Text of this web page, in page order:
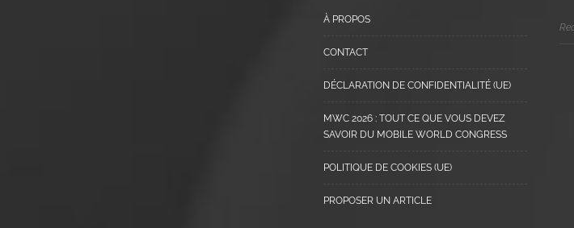
À PROPOS
CONTACT
DÉCLARATION DE CONFIDENTIALITÉ (UE)
MWC 2026 : TOUT CE QUE VOUS DEVEZ
SAVOIR DU MOBILE WORLD CONGRESS
POLITIQUE DE COOKIES (UE)
PROPOSER UN ARTICLE